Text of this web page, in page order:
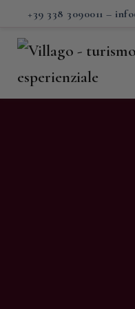
+39 338 3090011 –